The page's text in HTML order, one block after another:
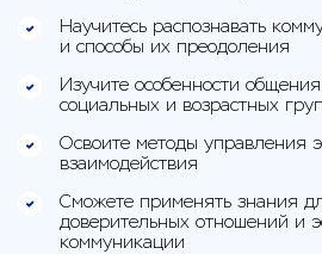
Научитесь распознавать
и способы их преодоления
Изучите особенности
социальных и возрастных
Освоите методы управления
взаимодействия
Сможете применять знания
доверительных отношений и
коммуникации